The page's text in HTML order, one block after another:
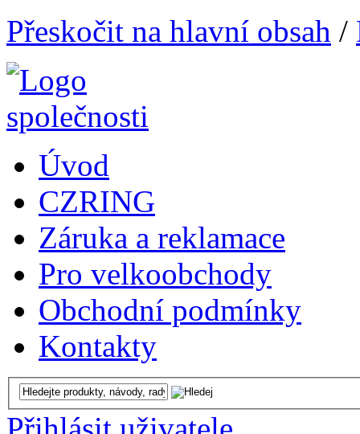
Přeskočit na hlavní obsah /
Úvod
CZRING
Záruka a reklamace
Pro velkoobchody
Obchodní podmínky
Kontakty